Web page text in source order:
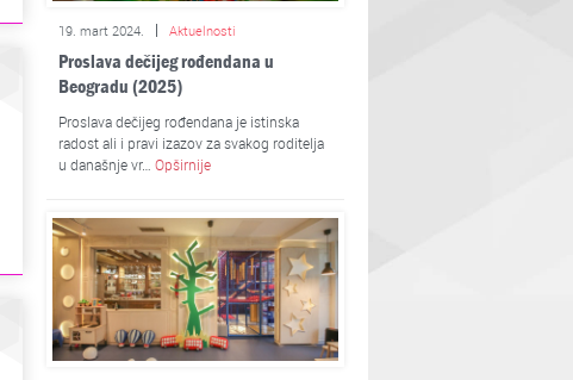
19. mart 2024. Aktuelnosti
Proslava dečijeg rođendana u
Beogradu (2025)
Proslava dečijeg rođendana je istinska
radost ali i pravi izazov za svakog roditelja
u današnje vr… Opširnije